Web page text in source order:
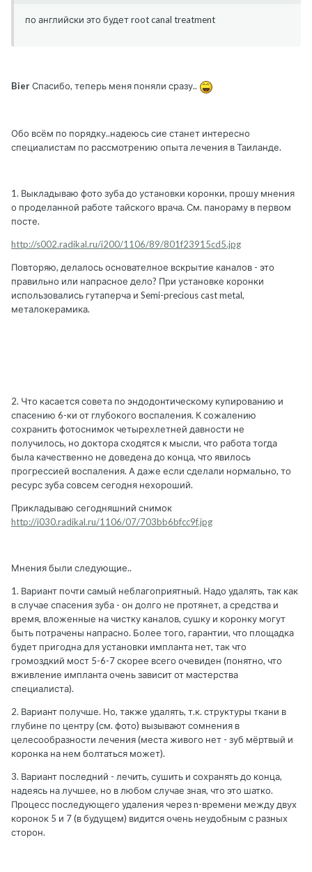
по английски это будет root canal treatment
BierСпасибо, теперь меня поняли сразу..
Обо всём по порядку..надеюсь сие станет интересно
специалистам по рассмотрению опыта лечения в Таиланде.
1. Выкладываю фото зуба до установки коронки, прошу мнения
о проделанной работе тайского врача. См. панораму в первом
посте.
http://s002.radikal.ru/i200/1106/89/801f23915cd5.jpg
Повторяю, делалось основателное вскрытие каналов - это
правильно или напрасное дело? При установке коронки
использовались гутаперча и Semi-precious cast metal,
металокерамика.
2. Что касается совета по эндодонтическому купированию и
спасению 6-ки от глубокого воспаления. К сожалению
сохранить фотоснимок четырехлетней давности не
получилось, но доктора сходятся к мысли, что работа тогда
была качественно не доведена до конца, что явилось
прогрессией воспаления. А даже если сделали нормально, то
ресурс зуба совсем сегодня нехороший.
Прикладываю сегодняшний снимок
http://i030.radikal.ru/1106/07/703bb6bfcc9f.jpg
Мнения были следующие..
1. Вариант почти самый неблагоприятный. Надо удалять, так как
в случае спасения зуба - он долго не протянет, а средства и
время, вложенные на чистку каналов, сушку и коронку могут
быть потрачены напрасно. Более того, гарантии, что площадка
будет пригодна для установки импланта нет, так что
громоздкий мост 5-6-7 скорее всего очевиден (понятно, что
вживление импланта очень зависит от мастерства
специалиста).
2. Вариант получше. Но, также удалять, т.к. структуры ткани в
глубине по центру (см. фото) вызывают сомнения в
целесообразности лечения (места живого нет - зуб мёртвый и
коронка на нем болтаться может).
3. Вариант последний - лечить, сушить и сохранять до конца,
надеясь на лучшее, но в любом случае зная, что это шатко.
Процесс последующего удаления через n-времени между двух
коронок 5 и 7 (в будущем) видится очень неудобным с разных
сторон.